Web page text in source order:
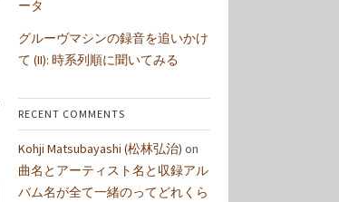
ータ
グルーヴマシンの録音を追いかけ
て (II): 時系列順に聞いてみる
RECENT COMMENTS
Kohji Matsubayashi (松林弘治) on
曲名とアーティスト名と収録アル
バム名が全て一緒のってどれくら